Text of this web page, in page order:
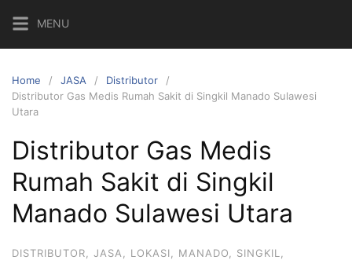
MENU
Home JASA
Distributor
Distributor Gas Medis Rumah Sakit di Singkil Manado Sulawesi
Utara
Distributor Gas Medis
Rumah Sakit di Singkil
Manado Sulawesi Utara
DISTRIBUTOR JASA LOKASI MANADO SINGKIL